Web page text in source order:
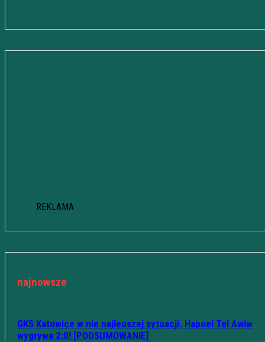
REKLAMA
najnowsze
GKS Katowice w nie najleoszej sytuacji. Hapoel Tel Awiw
wygrywa 2:0! [PODSUMOWANIE]